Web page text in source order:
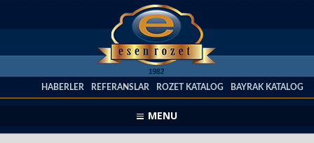
HABERLER REFERANSLAR ROZET KATALOG BAYRAK KATALOG
MENU